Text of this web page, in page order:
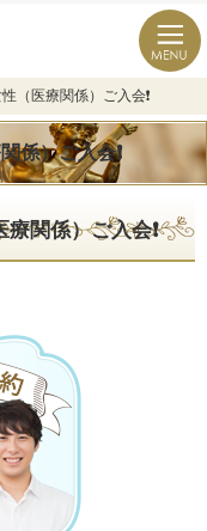
（医療関係）ご入会❗️
係）ご入会❗️
（ジェムズ）
ムズ)
関係）ご入会❗️
（医療関係）ご入会❗️